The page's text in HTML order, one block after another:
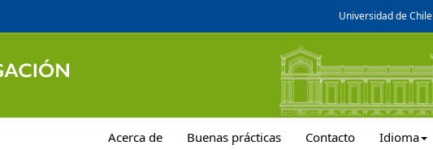
Universidad de Chile
Acerca de Buenas prácticas Contacto Idioma